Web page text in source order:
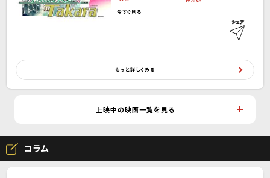
今すぐ見る
もっと詳しくみる
上映中の映画一覧を見る
コラム